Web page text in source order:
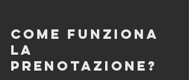
Come funziona
la
prenotazione?